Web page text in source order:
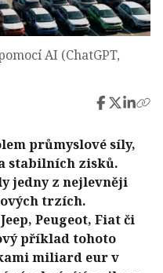
AI (ChatGPT,
průmyslové síly,
stabilních zisků.
jedny z nejlevněji
trzích.
Peugeot, Fiat či
příklad tohoto
miliard eur v